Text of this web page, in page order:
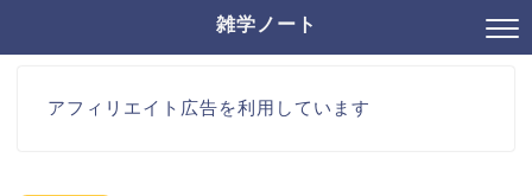
雑学ノート
アフィリエイト広告を利用しています